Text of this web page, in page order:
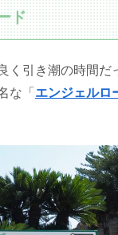
ド
く引き潮の時間だ
な「 エンジェルロ